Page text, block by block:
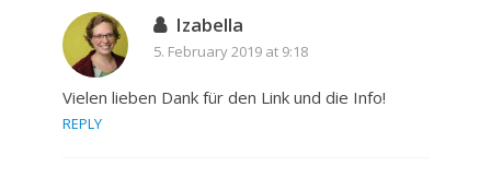
Izabella
5. February 2019 at 9:18
Vielen lieben Dank für den Link und die Info!
REPLY